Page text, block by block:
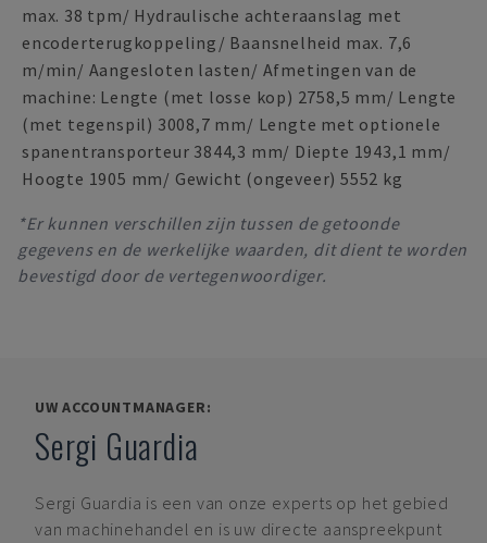
max. 38 tpm/ Hydraulische achteraanslag met
encoderterugkoppeling/ Baansnelheid max. 7,6
m/min/ Aangesloten lasten/ Afmetingen van de
machine: Lengte (met losse kop) 2758,5 mm/ Lengte
(met tegenspil) 3008,7 mm/ Lengte met optionele
spanentransporteur 3844,3 mm/ Diepte 1943,1 mm/
Hoogte 1905 mm/ Gewicht (ongeveer) 5552 kg
*Er kunnen verschillen zijn tussen de getoonde
gegevens en de werkelijke waarden, dit dient te worden
bevestigd door de vertegenwoordiger.
UW ACCOUNTMANAGER:
Sergi Guardia
Sergi Guardia is een van onze experts op het gebied
van machinehandel en is uw directe aanspreekpunt